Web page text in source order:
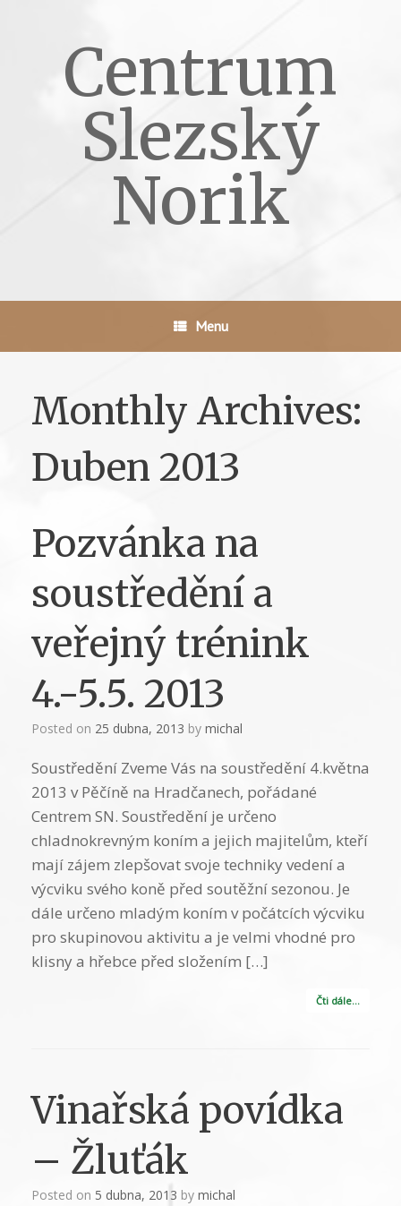
Centrum
Slezský
Norik
Menu
Monthly Archives:
Duben 2013
Pozvánka na
soustředění a
veřejný trénink
4.-5.5. 2013
Posted on 25 dubna, 2013 by michal
Soustředění Zveme Vás na soustředění 4.května
2013 v Pěčíně na Hradčanech, pořádané
Centrem SN. Soustředění je určeno
chladnokrevným koním a jejich majitelům, kteří
mají zájem zlepšovat svoje techniky vedení a
výcviku svého koně před soutěžní sezonou. Je
dále určeno mladým koním v počátcích výcviku
pro skupinovou aktivitu a je velmi vhodné pro
klisny a hřebce před složením […]
Čti dále…
Vinařská povídka
– Žluťák
Posted on 5 dubna, 2013 by michal